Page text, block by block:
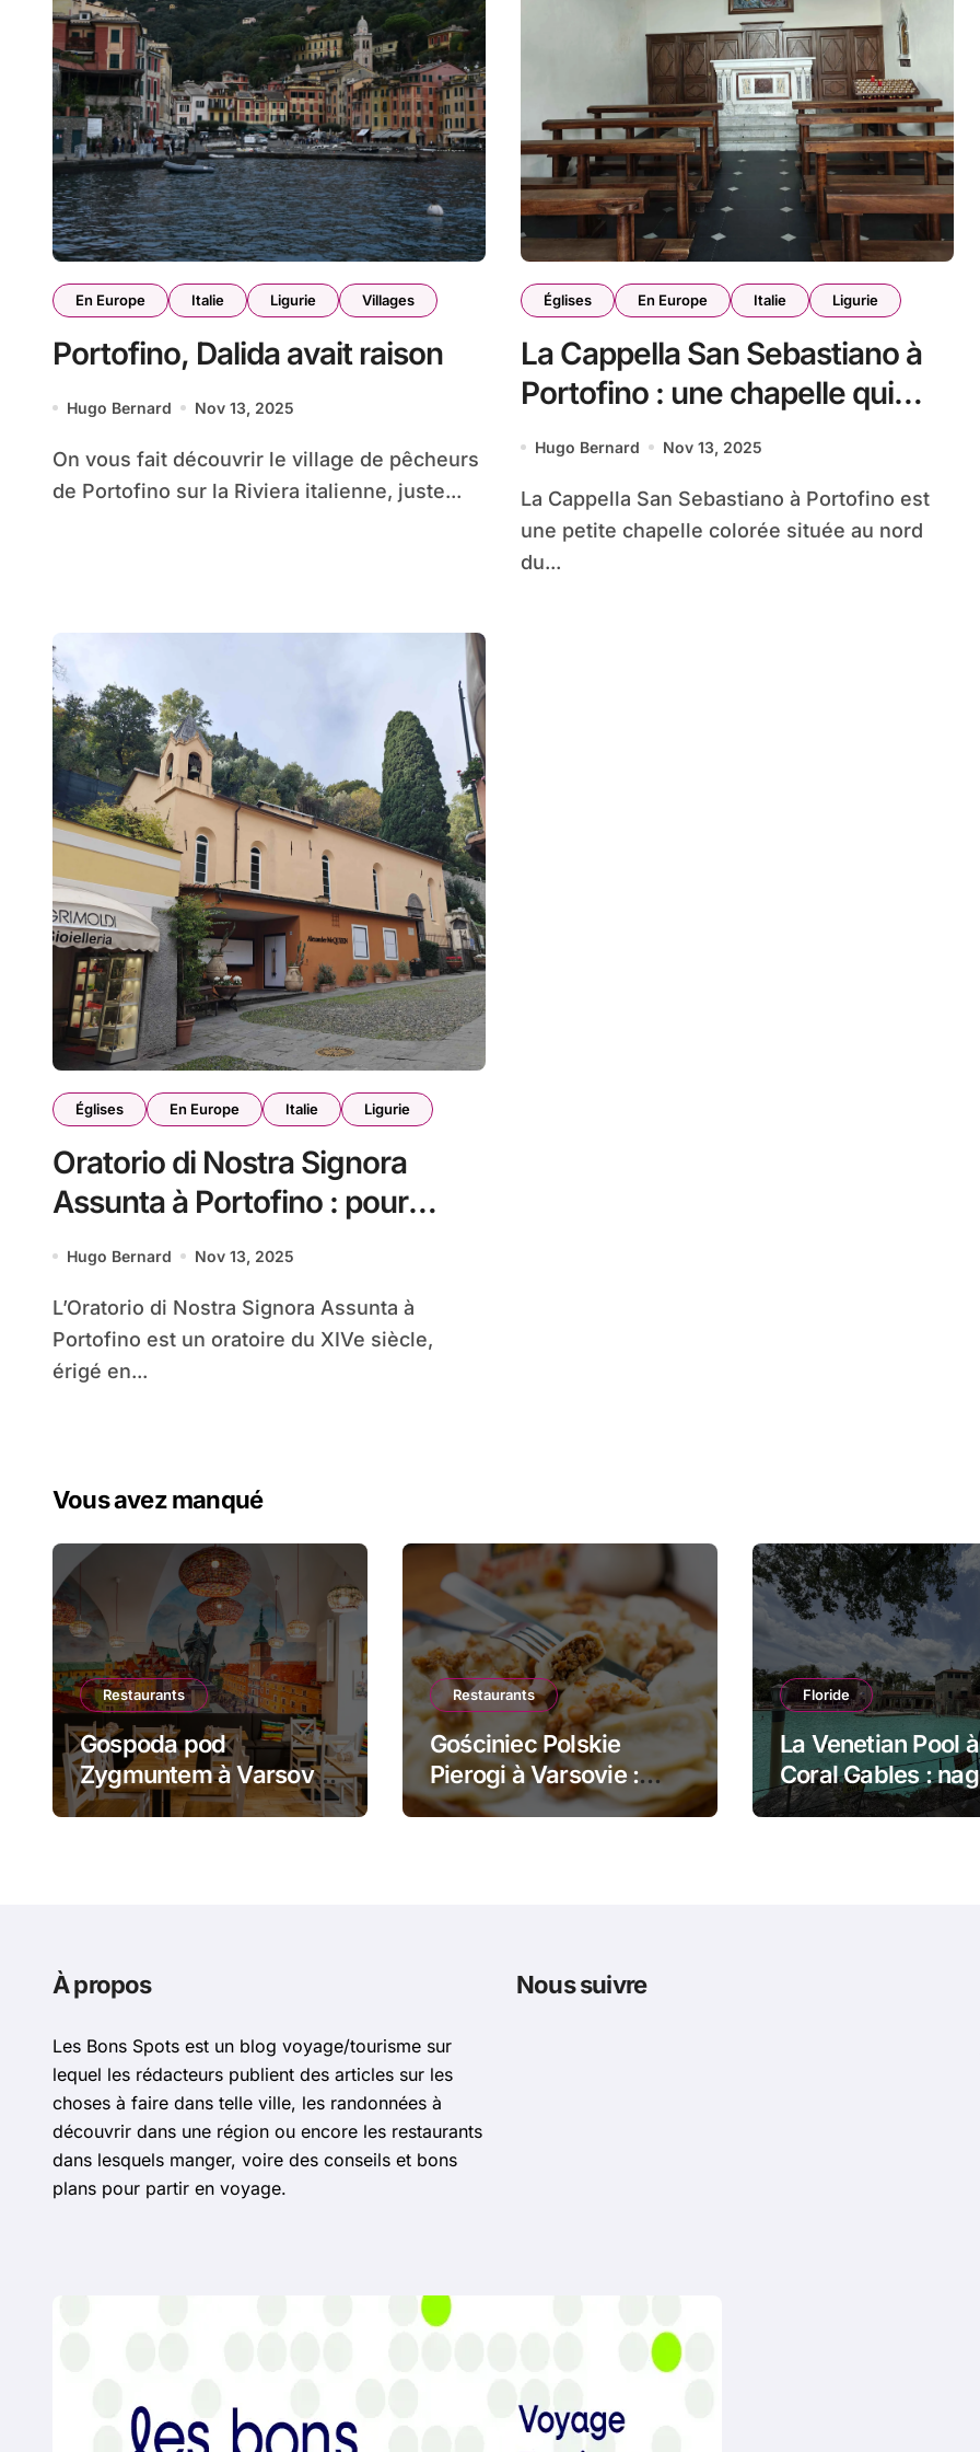
En Europe Italie Ligurie Villages
Portofino, Dalida avait raison
Hugo Bernard Nov 13, 2025
On vous fait découvrir le village de pêcheurs
de Portofino sur la Riviera italienne, juste...
Églises En Europe Italie Ligurie
La Cappella San Sebastiano à
Portofino : une chapelle qui
surplombe la ville
Hugo Bernard Nov 13, 2025
La Cappella San Sebastiano à Portofino est
une petite chapelle colorée située au nord
du...
Églises En Europe Italie Ligurie
Oratorio di Nostra Signora
Assunta à Portofino : pour
compléter la paroisse
Hugo Bernard Nov 13, 2025
L’Oratorio di Nostra Signora Assunta à
Portofino est un oratoire du XIVe siècle,
érigé en...
Vous avez manqué
Restaurants
Gospoda pod
Zygmuntem à Varsovie
: barszcz aux uszka et
Restaurants
Gościniec Polskie
Pierogi à Varsovie :
żurek dans le pain et
Floride
La Venetian Pool à
Coral Gables :
dans un monument
À propos
Les Bons Spots est un blog voyage/tourisme sur
lequel les rédacteurs publient des articles sur les
choses à faire dans telle ville, les randonnées à
découvrir dans une région ou encore les restaurants
dans lesquels manger, voire des conseils et bons
plans pour partir en voyage.
Nous suivre